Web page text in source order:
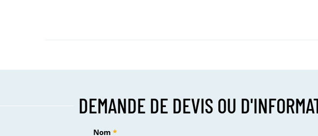
DEMANDE DE DEVIS OU
Nom